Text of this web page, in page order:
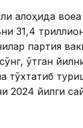
алоҳида
31,4
партия
ўтган
тўхтатиб
2024 йилги